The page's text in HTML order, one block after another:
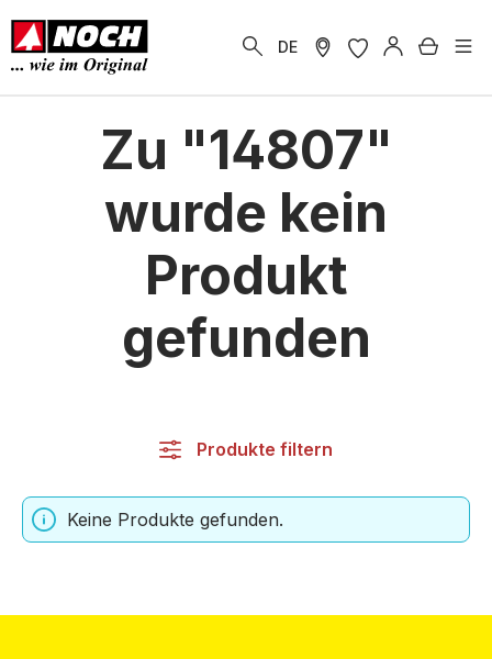
springen
DE
Zu "14807"
wurde kein
Produkt
gefunden
Produkte filtern
Keine Produkte gefunden.